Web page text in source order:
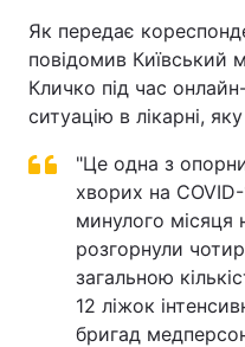
Як передає
повідомив Київський
Кличко під час
ситуацію в лікарні,
"Це одна з
хворих на
минулого місяця
розгорнули
загальною
12 ліжок
бригад